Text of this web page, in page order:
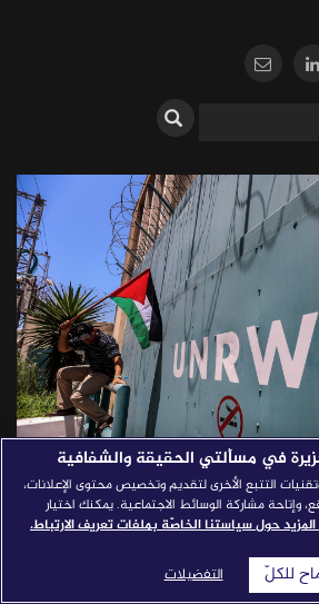
مجلة الصحافة
إصداراتنا
معارف إعلامية
شركاؤنا
للتواصل | استفسارات
القانون الدولي
الاحتلال
في مسألتي الحقيقة والشفافية
التتبع الأخرى لتقديم وتخصيص محتوى الإعلانات،
وإتاحة مشاركة الوسائط الاجتماعية. يمكنك اختيار
حول سياستنا الخاصّة بملفات تعريف الارتباط.
التفضيلات للكلّ